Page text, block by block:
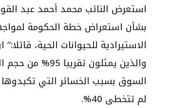
استعرض النائب محمد أحمد عبد
بشأن استعراض خطة الحكومة
الاستيرادية للحيوانات الحية،
السوق بسبب الخسائر التي تكبدوها
لم تتخطى 40%.